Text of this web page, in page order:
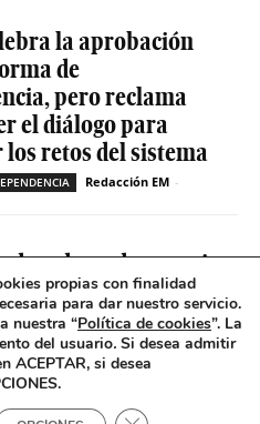
la aprobación
de
pero reclama
el diálogo para
retos del sistema
Redacción EM -
no deseada es casi
superior entre
que tienen
de salud mental
Redacción EM
propias con finalidad
para dar nuestro servicio.
nuestra “Política de cookies”. La
del usuario. Si desea admitir
ACEPTAR, si desea